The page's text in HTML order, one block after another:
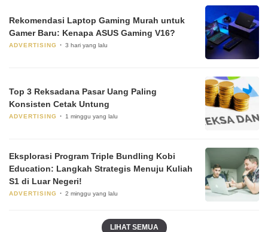
Rekomendasi Laptop Gaming Murah untuk
Gamer Baru: Kenapa ASUS Gaming V16?
ADVERTISING 3 hari yang lalu
Top 3 Reksadana Pasar Uang Paling
Konsisten Cetak Untung
ADVERTISING 1 minggu yang lalu
Eksplorasi Program Triple Bundling Kobi
Education: Langkah Strategis Menuju Kuliah
S1 di Luar Negeri!
ADVERTISING 2 minggu yang lalu
LIHAT SEMUA